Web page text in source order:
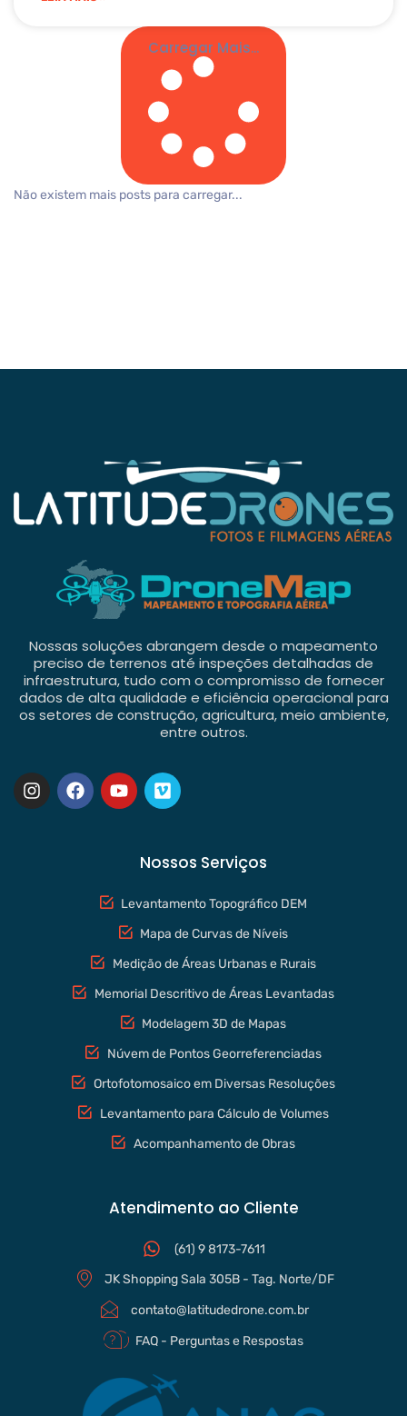
Carregar Mais...
Não existem mais posts para carregar...
Nossas soluções abrangem desde o mapeamento
preciso de terrenos até inspeções detalhadas de
infraestrutura, tudo com o compromisso de fornecer
dados de alta qualidade e eficiência operacional para
os setores de construção, agricultura, meio ambiente,
entre outros.
Nossos Serviços
Levantamento Topográfico DEM
Mapa de Curvas de Níveis
Medição de Áreas Urbanas e Rurais
Memorial Descritivo de Áreas Levantadas
Modelagem 3D de Mapas
Núvem de Pontos Georreferenciadas
Ortofotomosaico em Diversas Resoluções
Levantamento para Cálculo de Volumes
Acompanhamento de Obras
Atendimento ao Cliente
(61) 9 8173-7611
JK Shopping Sala 305B - Tag. Norte/DF
contato@latitudedrone.com.br
FAQ - Perguntas e Respostas